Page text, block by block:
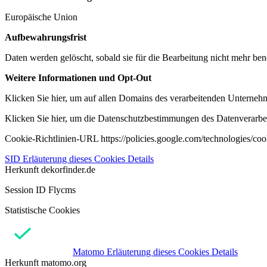
Europäische Union
Aufbewahrungsfrist
Daten werden gelöscht, sobald sie für die Bearbeitung nicht mehr
Weitere Informationen und Opt-Out
Klicken Sie hier, um auf allen Domains des verarbeitenden
Klicken Sie hier, um die Datenschutzbestimmungen des
Cookie-Richtlinien-URL https://policies.google.com/technologies/
SID Erläuterung dieses Cookies Details
Herkunft dekorfinder.de
Session ID Flycms
Statistische Cookies
Matomo Erläuterung dieses Cookies Details
Herkunft matomo.org